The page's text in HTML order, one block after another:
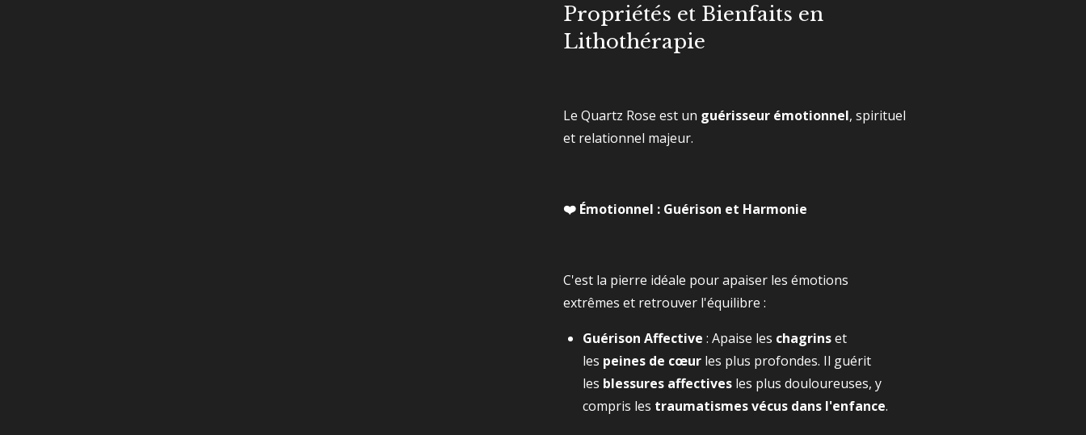
Propriétés et Bienfaits en
Lithothérapie
Le Quartz Rose est un guérisseur émotionnel, spirituel
et relationnel majeur.
❤️ Émotionnel : Guérison et Harmonie
C'est la pierre idéale pour apaiser les émotions
extrêmes et retrouver l'équilibre :
Guérison Affective : Apaise les chagrinset
les peines de cœur les plus profondes. Il guérit
les blessures affectives les plus douloureuses, y
compris les traumatismes vécus dans l'enfance.